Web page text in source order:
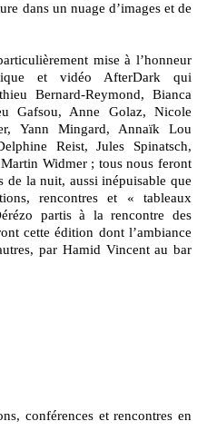
dans un nuage d’images et de
mise à l’honneur
et vidéo AfterDark qui
Bernard-Reymond, Bianca
Gafsou, Anne Golaz, Nicole
Yann Mingard, Annaïk Lou
Reist, Jules Spinatsch,
Widmer ; tous nous feront
de la nuit, aussi inépuisable que
rencontres et « tableaux
partis à la rencontre des
cette édition dont l’ambiance
par Hamid Vincent au bar
conférences et rencontres en